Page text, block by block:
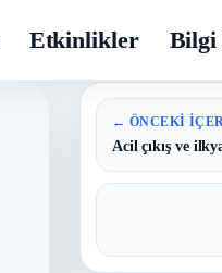
Etkinlikler Bilgi
← ÖNCEKI
Acil çıkış ve